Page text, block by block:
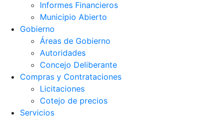
Informes Financieros
Municipio Abierto
Gobierno
Áreas de Gobierno
Autoridades
Concejo Deliberante
Compras y Contrataciones
Licitaciones
Cotejo de precios
Servicios